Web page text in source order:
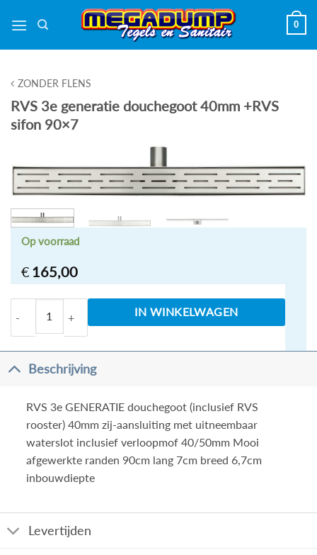
naar
0
ZONDER FLENS
RVS 3e generatie douchegoot 40mm +RVS
sifon 90×7
€ 165,00
Op voorraad
RVS 3e generatie douchegoot 40mm +RVS sifon
IN WINKELWAGEN
Beschrijving
RVS 3e GENERATIE douchegoot (inclusief RVS
rooster) 40mm zij-aansluiting met uitneembaar
waterslot inclusief verloopmof 40/50mm Mooi
afgewerkte randen 90cm lang 7cm breed 6,7cm
inbouwdiepte
Levertijden